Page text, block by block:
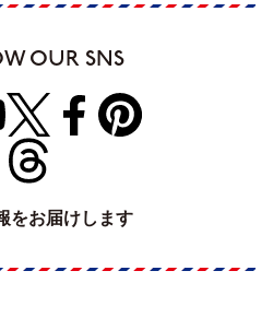
OUR SNS
をお届けします